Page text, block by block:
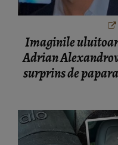
Imaginile
Adrian
surprins de